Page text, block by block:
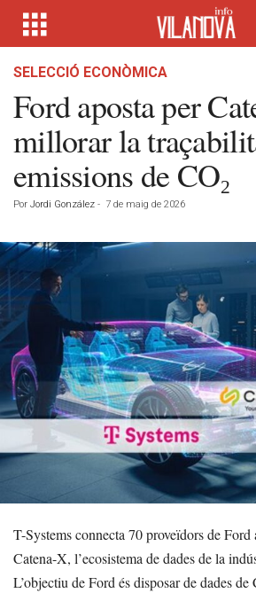
SELECCIÓ ECONÒMICA
Ford aposta per
millorar la
emissions de CO₂
Por Jordi González - 7 de maig de 2026
T-Systems connecta 70 proveïdors de
Catena-X, l’ecosistema de dades de la
L’objectiu de Ford és disposar de dades de